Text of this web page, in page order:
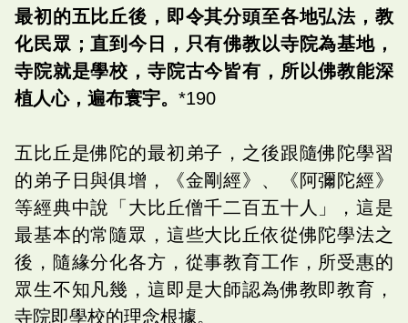
最初的五比丘後，即令其分頭至各地弘法，教
化民眾；直到今日，只有佛教以寺院為基地，
寺院就是學校，寺院古今皆有，所以佛教能深
植人心，遍布寰宇。 *190
五比丘是佛陀的最初弟子，之後跟隨佛陀學習
的弟子日與俱增，《金剛經》、《阿彌陀經》
等經典中說「大比丘僧千二百五十人」，這是
最基本的常隨眾，這些大比丘依從佛陀學法之
後，隨緣分化各方，從事教育工作，所受惠的
眾生不知凡幾，這即是大師認為佛教即教育，
寺院即學校的理念根據。